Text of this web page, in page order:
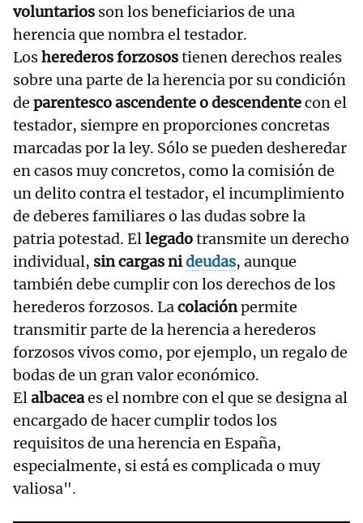
voluntarios son los beneficiarios de una
herencia que nombra el testador.
Losherederos forzosostienen derechos reales
sobre una parte de la herencia por su condición
de parentesco ascendente o descendentecon el
testador, siempre en proporciones concretas
marcadas por la ley. Sólo se pueden desheredar
en casos muy concretos, como la comisión de
un delito contra el testador, el incumplimiento
de deberes familiares o las dudas sobre la
patria potestad. Ellegadotransmite un derecho
individual, sin cargas nideudas, aunque
también debe cumplir con los derechos de los
herederos forzosos. Lacolaciónpermite
transmitir parte de la herencia a herederos
forzosos vivos como, por ejemplo, un regalo de
bodas de un gran valor económico.
Elalbaceaes el nombre con el que se designa al
encargado de hacer cumplir todos los
requisitos de una herencia en España,
especialmente, si está es complicada o muy
valiosa".